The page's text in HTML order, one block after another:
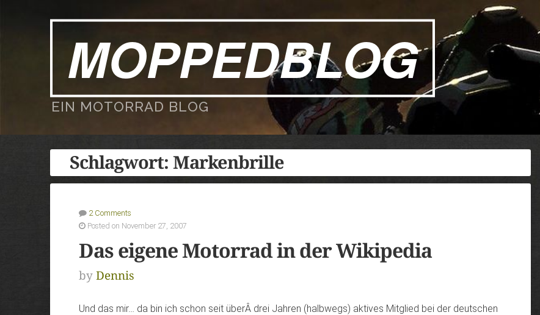
MOPPEDBLOG
EIN MOTORRAD BLOG
Schlagwort: Markenbrille
2 Comments
Posted on November 27, 2007
Das eigene Motorrad in der Wikipedia
byDennis
Und das mir… da bin ich schon seit überÂ drei Jahren (halbwegs) aktives Mitglied bei der deutschen